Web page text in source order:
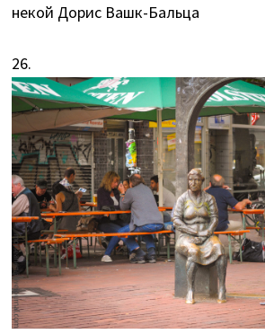
некой Дорис Вашк-Бальца
26.